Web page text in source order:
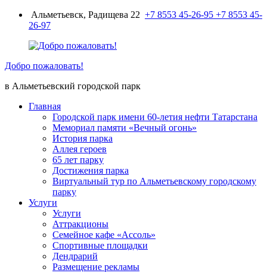
ПерейтиАльметьевск, Радищева 22 +7 8553 45-26-95 +7 8553 45-
26-97
Добро пожаловать!
в Альметьевский городской парк
Главная
Городской парк имени 60-летия нефти Татарстана
Мемориал памяти «Вечный огонь»
История парка
Аллея героев
65 лет парку
Достижения парка
Виртуальный тур по Альметьевскому городскому
парку
Услуги
Услуги
Аттракционы
Семейное кафе «Ассоль»
Спортивные площадки
Дендрарий
Размещение рекламы